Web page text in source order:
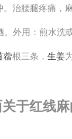
治腰腿疼痛，
外用：煎水洗或
蓿根三条， 生姜
于红线